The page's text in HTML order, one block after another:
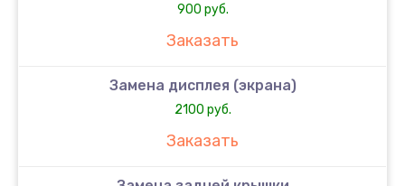
900 руб.
Заказать
Замена дисплея (экрана)
2100 руб.
Заказать